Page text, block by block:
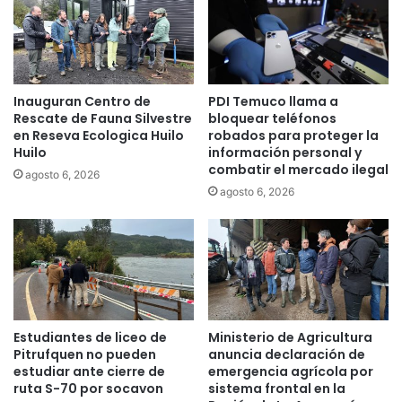
i
c
i
a
r
á
a
5
3
0
a
m
i
l
d
e
F
t
i
e
n
e
e
s
t
e
m
é
r
c
o
s
p
o
r
Inauguran Centro de
Rescate de Fauna Silvestre
en Reseva Ecologica Huilo
Huilo
agosto 6, 2026
PDI Temuco llama a
bloquear teléfonos
robados para proteger la
información personal y
combatir el mercado ilegal
agosto 6, 2026
Estudiantes de liceo de
Pitrufquen no pueden
estudiar ante cierre de
ruta S-70 por socavon
Ministerio de Agricultura
anuncia declaración de
emergencia agrícola por
sistema frontal en la